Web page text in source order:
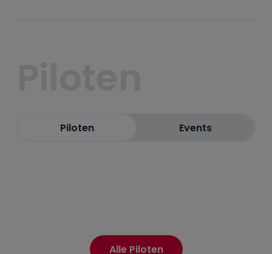
Piloten Events
Alle Piloten